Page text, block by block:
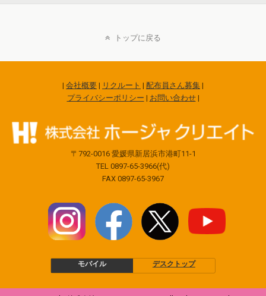
トップに戻る
| 会社概要 | リクルート | 配布員さん募集 |
プライバシーポリシー | お問い合わせ|
〒792-0016 愛媛県新居浜市港町11-1
TEL 0897-65-3966(代)
FAX 0897-65-3967
モバイル デスクトップ